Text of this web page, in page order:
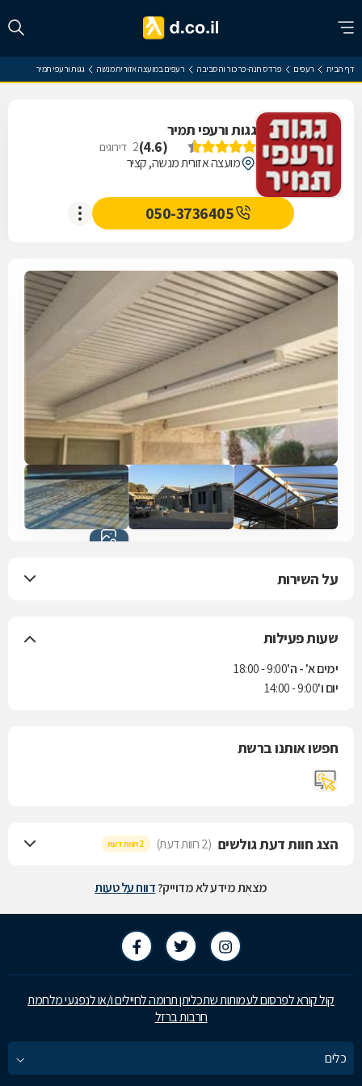
דף הבית רעפים פרדס חנה-כרכור והסביבה רעפים במועצה אזורית מנשה גגות ורעפי תמיר
גגות ורעפי תמיר
(
4.6
)
2 דירוגים
מועצה אזורית מנשה, קציר
050-3736405
על השירות
שעות פעילות
ימים א' - ה'9:00 - 18:00
יום ו'9:00 - 14:00
חפשו אותנו ברשת
הצג חוות דעת גולשים (2 חוות דעת) 2 חוות דעת
מצאת מידע לא מדוייק?דווח על טעות
קול קורא לפרסום לעמותות שתכליתן תרומה לחיילים ו/או לנפגעי מלחמת
חרבות ברזל
כלים